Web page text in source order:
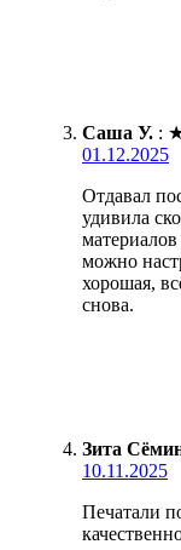
Саша У. :
01.12.2025
Отдавал
удивила
можно
хорошая,
снова.
Зита
10.11.2025
Печатали